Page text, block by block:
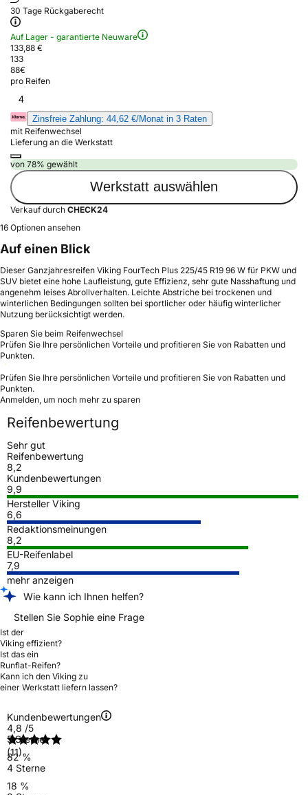
30 Tage Rückgaberecht
Auf Lager - garantierte Neuware
133,88 €
133
88€
pro Reifen
4
Zinsfreie Zahlung: 44,62 €/Monat in 3 Raten
mit Reifenwechsel
Lieferung an die Werkstatt
von 78% gewählt
Werkstatt auswählen
Verkauf durch CHECK24
16 Optionen ansehen
Auf einen Blick
Dieser Ganzjahresreifen Viking FourTech Plus 225/45 R19 96 W für PKW und
SUV bietet eine hohe Laufleistung, gute Effizienz, sehr gute Nasshaftung und
angenehm leises Abrollverhalten. Leichte Abstriche bei trockenen und
winterlichen Bedingungen sollten bei sportlicher oder häufig winterlicher
Nutzung berücksichtigt werden.
Sparen Sie beim Reifenwechsel
Prüfen Sie Ihre persönlichen Vorteile und profitieren Sie von Rabatten und
Punkten.
Prüfen Sie Ihre persönlichen Vorteile und profitieren Sie von Rabatten und
Punkten.
Anmelden, um noch mehr zu sparen
Reifenbewertung
Sehr gut
Reifenbewertung
8,2
Kundenbewertungen
9,9
Hersteller Viking
6,6
Redaktionsmeinungen
8,2
EU-Reifenlabel
7,9
mehr anzeigen
Wie kann ich Ihnen helfen?
Stellen Sie Sophie eine Frage
Ist der
Viking effizient?
Ist das ein
Runflat-Reifen?
Kann ich den Viking zu
einer Werkstatt liefern lassen?
Kundenbewertungen
4,8 /5
(11)
5 Sterne
82 %
4 Sterne
18 %